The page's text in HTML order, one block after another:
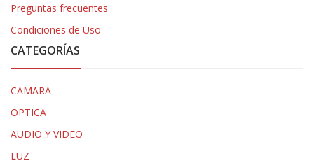
Preguntas frecuentes
Condiciones de Uso
CATEGORÍAS
CAMARA
OPTICA
AUDIO Y VIDEO
LUZ